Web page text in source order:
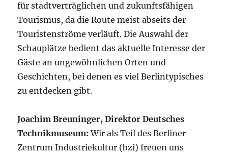
für stadtverträglichen und zukunftsfähigen
Tourismus, da die Route meist abseits der
Touristenströme verläuft. Die Auswahl der
Schauplätze bedient das aktuelle Interesse der
Gäste an ungewöhnlichen Orten und
Geschichten, bei denen es viel Berlintypisches
zu entdecken gibt.
Joachim Breuninger, Direktor Deutsches
Technikmuseum: Wir als Teil des Berliner
Zentrum Industriekultur (bzi) freuen uns